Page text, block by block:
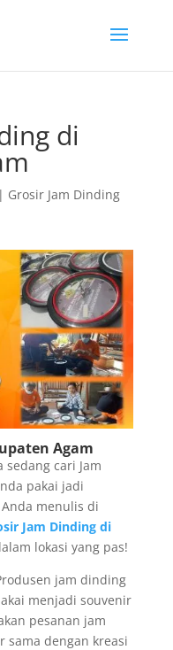
di
Grosir Jam Dinding
Agam
sedang cari Jam
pakai jadi
menulis di
Jam Dinding di
lokasi yang pas!
jam dinding
menjadi souvenir
pesanan jam
dengan kreasi